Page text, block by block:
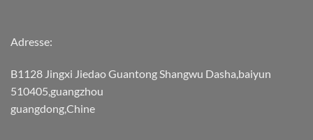
Adresse:
B1128 Jingxi Jiedao Guantong Shangwu Dasha,baiyun
510405,guangzhou
guangdong,Chine